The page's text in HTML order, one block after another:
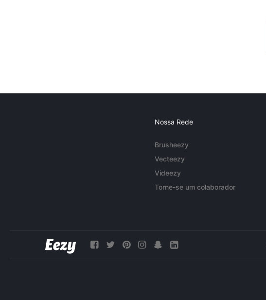
Nossa Rede
Brusheezy
Vecteezy
Videezy
Torne-se um colaborador